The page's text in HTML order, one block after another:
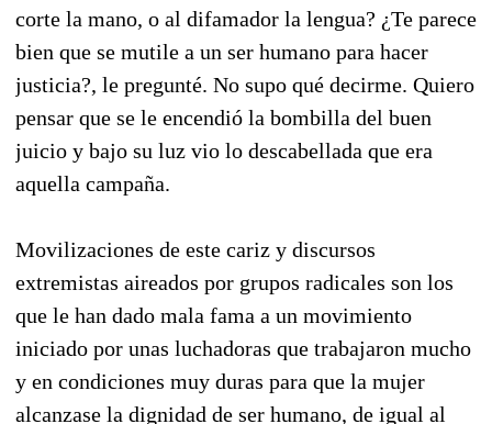
corte la mano, o al difamador la lengua? ¿Te parece
bien que se mutile a un ser humano para hacer
justicia?, le pregunté. No supo qué decirme. Quiero
pensar que se le encendió la bombilla del buen
juicio y bajo su luz vio lo descabellada que era
aquella campaña.
Movilizaciones de este cariz y discursos
extremistas aireados por grupos radicales son los
que le han dado mala fama a un movimiento
iniciado por unas luchadoras que trabajaron mucho
y en condiciones muy duras para que la mujer
alcanzase la dignidad de ser humano, de igual al